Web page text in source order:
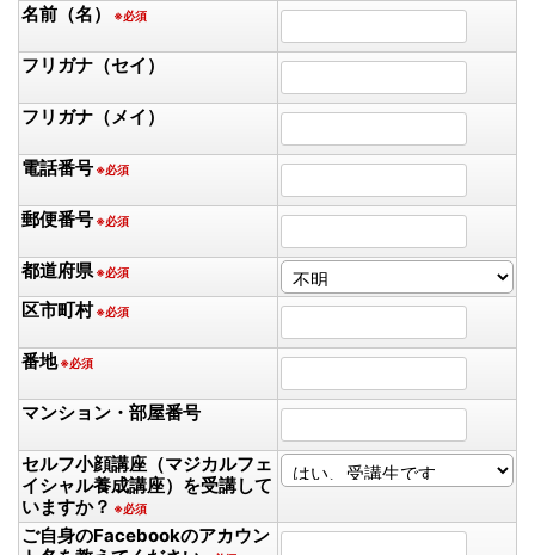
名前（名） ※必須
フリガナ（セイ）
フリガナ（メイ）
電話番号 ※必須
郵便番号 ※必須
都道府県 ※必須
区市町村※必須
番地※必須
マンション・部屋番号
セルフ小顔講座（マジカルフェ
イシャル養成講座）を受講して
いますか？ ※必須
ご自身のFacebookのアカウン